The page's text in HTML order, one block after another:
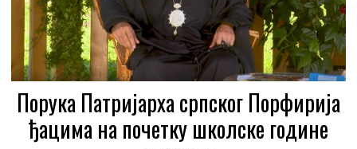
Порука Патријарха српског Порфирија
ђацима на почетку школске године